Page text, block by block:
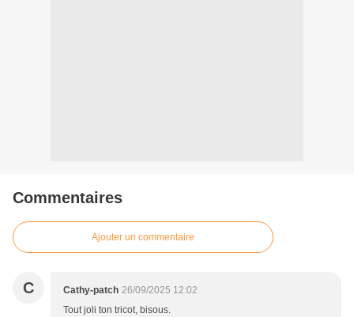
Commentaires
Ajouter un commentaire
C Cathy-patch 26/09/2025 12:02
Tout joli ton tricot, bisous.